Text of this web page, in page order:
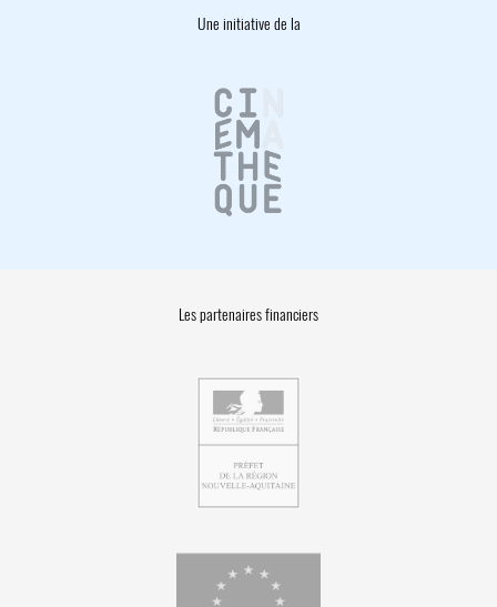
Une initiative de la
Les partenaires financiers